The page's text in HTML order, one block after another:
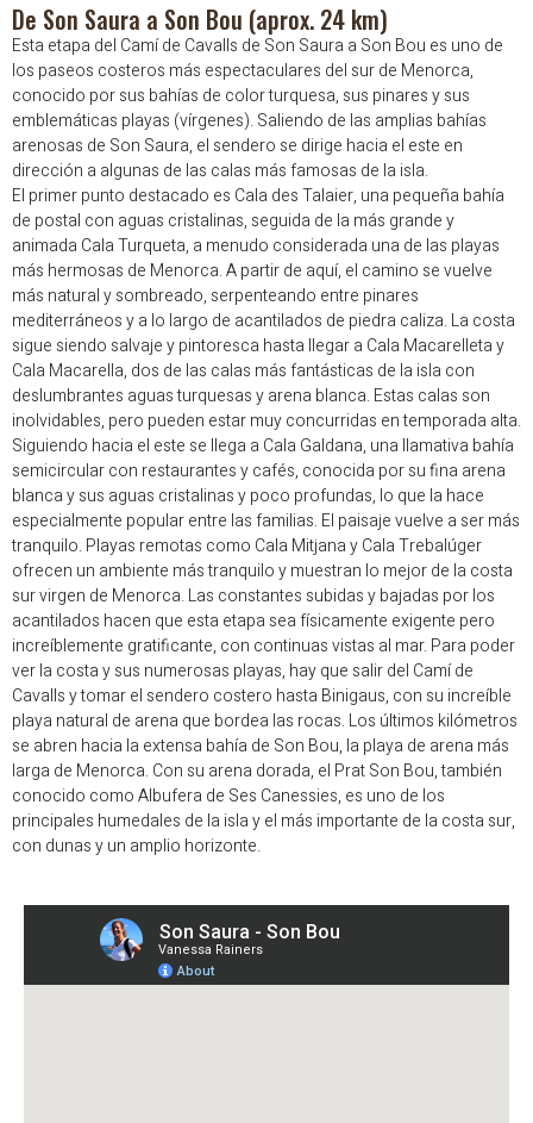
De Son Saura a Son Bou (aprox. 24 km)
Esta etapa del Camí de Cavalls de Son Saura a Son Bou es uno de
los paseos costeros más espectaculares del sur de Menorca,
conocido por sus bahías de color turquesa, sus pinares y sus
emblemáticas playas (vírgenes). Saliendo de las amplias bahías
arenosas de Son Saura, el sendero se dirige hacia el este en
dirección a algunas de las calas más famosas de la isla.
El primer punto destacado es Cala des Talaier, una pequeña bahía
de postal con aguas cristalinas, seguida de la más grande y
animada Cala Turqueta, a menudo considerada una de las playas
más hermosas de Menorca. A partir de aquí, el camino se vuelve
más natural y sombreado, serpenteando entre pinares
mediterráneos y a lo largo de acantilados de piedra caliza. La costa
sigue siendo salvaje y pintoresca hasta llegar a Cala Macarelleta y
Cala Macarella, dos de las calas más fantásticas de la isla con
deslumbrantes aguas turquesas y arena blanca. Estas calas son
inolvidables, pero pueden estar muy concurridas en temporada alta.
Siguiendo hacia el este se llega a Cala Galdana, una llamativa bahía
semicircular con restaurantes y cafés, conocida por su fina arena
blanca y sus aguas cristalinas y poco profundas, lo que la hace
especialmente popular entre las familias. El paisaje vuelve a ser más
tranquilo. Playas remotas como Cala Mitjana y Cala Trebalúger
ofrecen un ambiente más tranquilo y muestran lo mejor de la costa
sur virgen de Menorca. Las constantes subidas y bajadas por los
acantilados hacen que esta etapa sea físicamente exigente pero
increíblemente gratificante, con continuas vistas al mar. Para poder
ver la costa y sus numerosas playas, hay que salir del Camí de
Cavalls y tomar el sendero costero hasta Binigaus, con su increíble
playa natural de arena que bordea las rocas. Los últimos kilómetros
se abren hacia la extensa bahía de Son Bou, la playa de arena más
larga de Menorca. Con su arena dorada, el Prat Son Bou, también
conocido como Albufera de Ses Canessies, es uno de los
principales humedales de la isla y el más importante de la costa sur,
con dunas y un amplio horizonte.